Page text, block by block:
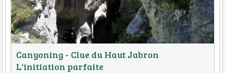
Canyoning - Clue du Haut Jabron
L'initiation parfaite